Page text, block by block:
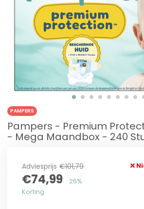
PAMPERS
Pampers - Premium
- Mega Maandbox - 240
Adviesprijs €101,79
€74,99
26%
Korting